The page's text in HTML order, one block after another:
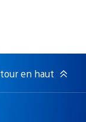
en haut